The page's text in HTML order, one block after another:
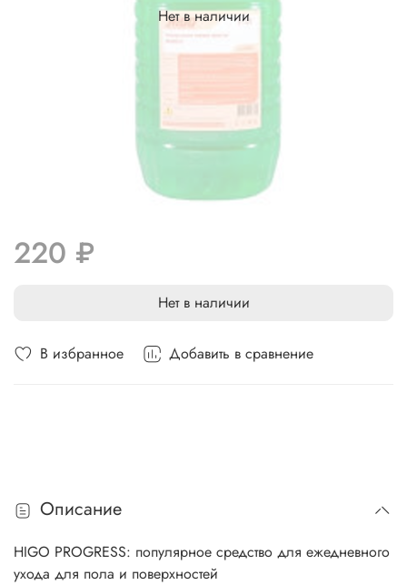
В избранное Добавить в сравнение
Нет в наличии
220 ₽
Нет в наличии
Описание
HIGO PROGRESS: популярное средство для ежедневного
ухода для пола и поверхностей